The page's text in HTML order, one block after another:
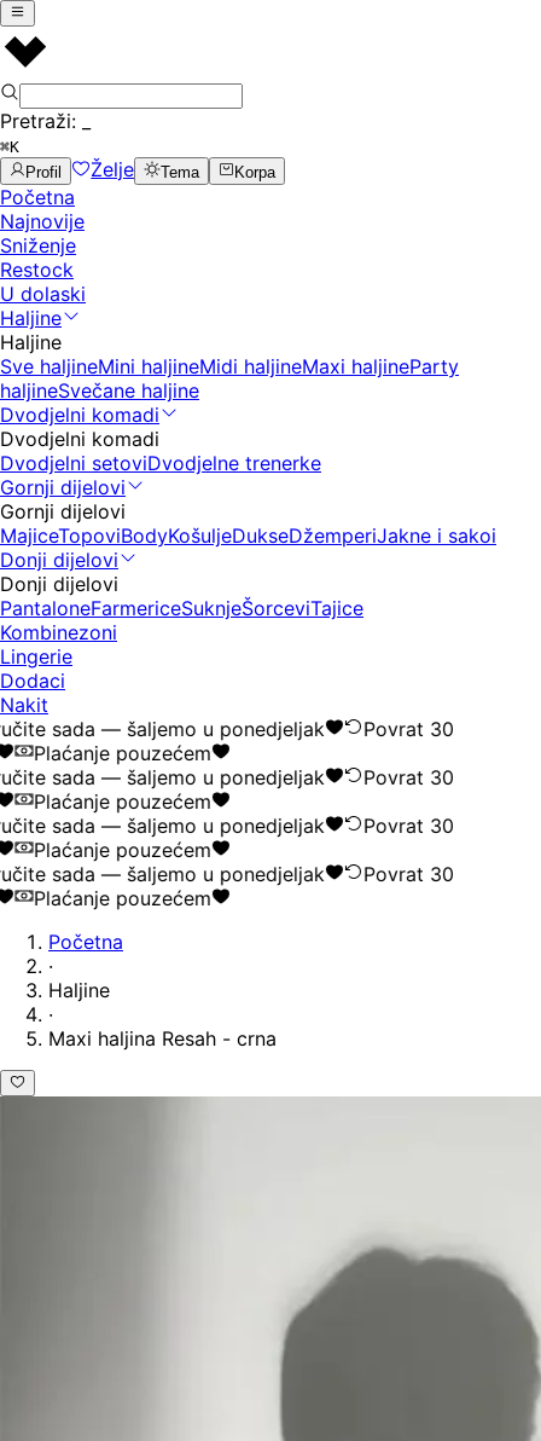
Pretraži:
⌘K
Profil
Želje Tema Korpa
Početna
Najnovije
Sniženje
Restock
U dolaski
Haljine
Haljine
Sve haljineMini haljineMidi haljineMaxi haljineParty
haljineSvečane haljine
Dvodjelni komadi
Dvodjelni komadi
Dvodjelni setoviDvodjelne trenerke
Gornji dijelovi
Gornji dijelovi
MajiceTopoviBodyKošuljeDukseDžemperiJakne i sakoi
Donji dijelovi
Donji dijelovi
PantaloneFarmericeSuknjeŠorceviTajice
Kombinezoni
Lingerie
Dodaci
Nakit
sada — šaljemo u ponedjeljak
Povrat 30
Plaćanje pouzećem
sada — šaljemo u ponedjeljak
Povrat 30
Plaćanje pouzećem
sada — šaljemo u ponedjeljak
Povrat 30
Plaćanje pouzećem
sada — šaljemo u ponedjeljak
Povrat 30
Plaćanje pouzećem
Početna
·
Haljine
·
Maxi haljina Resah - crna